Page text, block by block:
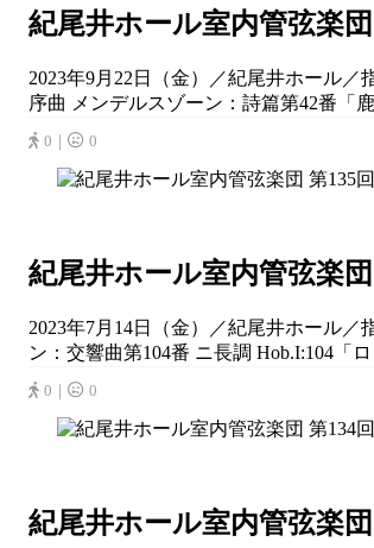
紀尾井ホール室内管弦楽
2023年9月22日（金）／紀尾井ホール
序曲 メンデルスゾーン：詩篇第42番「
0｜ 0
紀尾井ホール室内管弦楽
2023年7月14日（金）／紀尾井ホール
ン：交響曲第104番 ニ長調 Hob.I:104「
0｜ 0
紀尾井ホール室内管弦楽